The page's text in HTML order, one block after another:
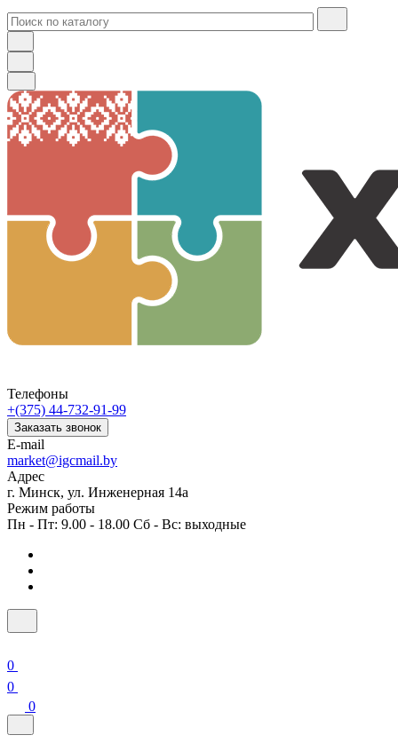
Телефоны
+(375) 44-732-91-99
Заказать звонок
E-mail
market@igcmail.by
Адрес
г. Минск, ул. Инженерная 14а
Режим работы
Пн - Пт: 9.00 - 18.00 Сб - Вс: выходные
0
0
0